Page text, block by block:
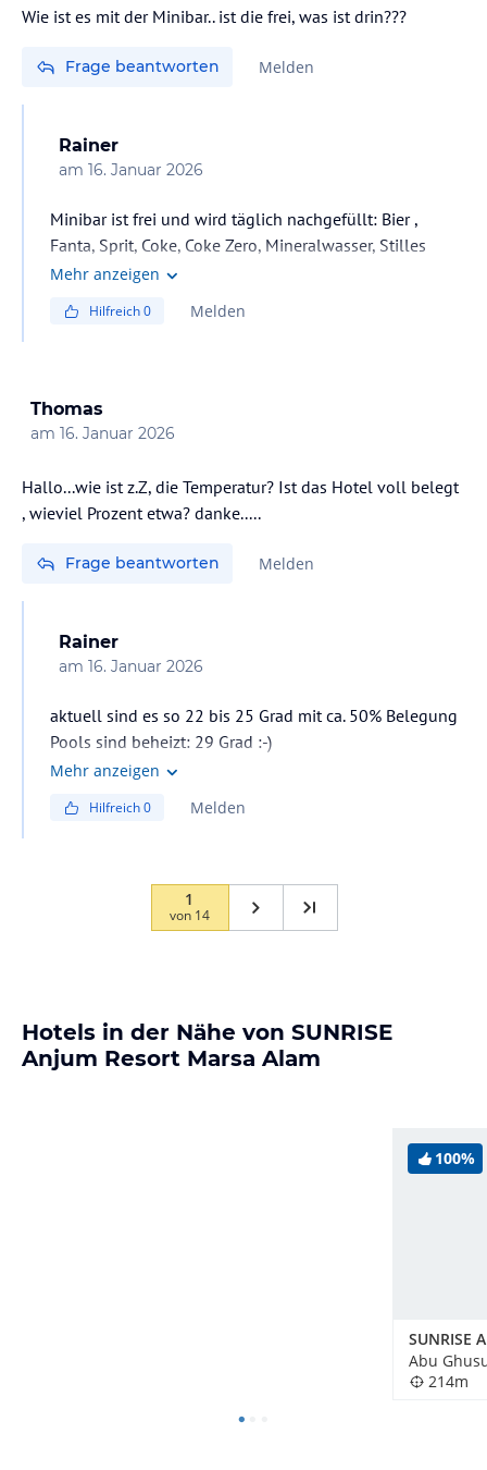
Wie ist es mit der Minibar.. ist die frei, was ist drin???
Frage beantworten Melden
Rainer
am 16. Januar 2026
Minibar ist frei und wird täglich nachgefüllt: Bier ,
Fanta, Sprit, Coke, Coke Zero, Mineralwasser, Stilles
Wasser und Mangosaft,
Mehr anzeigen
Hilfreich0 Melden
Thomas
am 16. Januar 2026
Hallo...wie ist z.Z, die Temperatur? Ist das Hotel voll belegt
, wieviel Prozent etwa? danke.....
Frage beantworten Melden
Rainer
am 16. Januar 2026
aktuell sind es so 22 bis 25 Grad mit ca. 50% Belegung
Pools sind beheizt: 29 Grad :-)
Mehr anzeigen
Hilfreich0 Melden
1
von 14
Hotels in der Nähe von SUNRISE
Anjum Resort Marsa Alam
100%
Abu
214m